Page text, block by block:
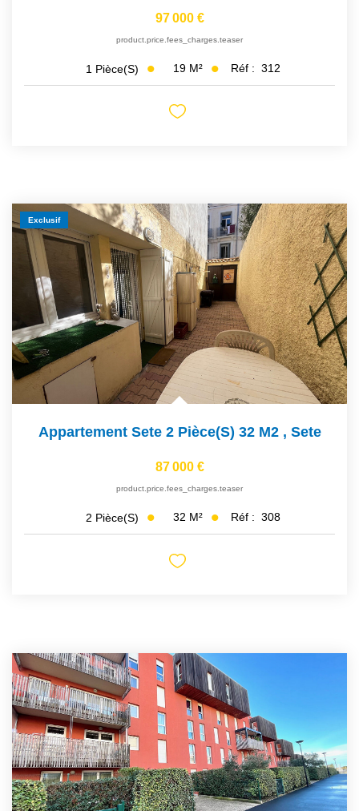
97 000 €
product.price.fees_charges.teaser
1 Pièce(s) 19 M² Réf : 312
Exclusif
Appartement Sete 2 Pièce(s) 32 M2 , Sete
87 000 €
product.price.fees_charges.teaser
2 Pièce(s) 32 M² Réf : 308